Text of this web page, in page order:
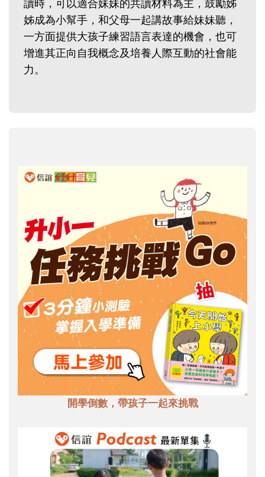
讀時，可以適合妹妹的共讀材料為主，鼓勵姊
姊成為小幫手，和父母一起講故事給妹妹聽，
一方面提供大孩子練習語言表達的機會，也可
增進其正向自我概念及培養人際互動的社會能
力。
開學倒數，帶孩子一起來挑戰